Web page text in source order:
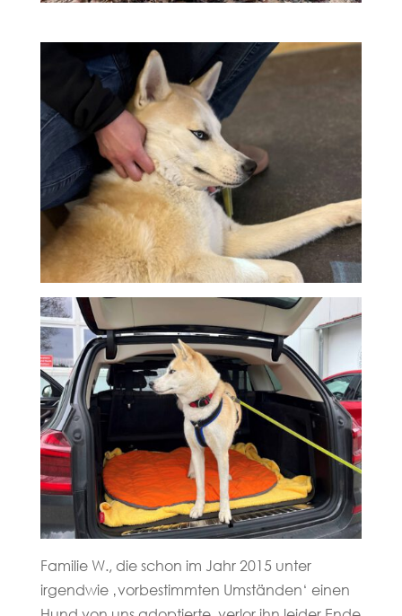
Familie W., die schon im Jahr 2015 unter
irgendwie ‚vorbestimmten Umständen‘ einen